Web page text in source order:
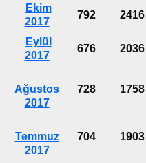
Ekim
2017
792 2416
Eylül
2017
676 2036
Ağustos
2017
728 1758
Temmuz
2017
704 1903